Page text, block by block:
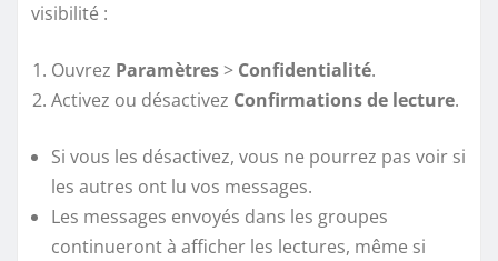
visibilité :
Ouvrez Paramètres> Confidentialité.
Activez ou désactivez Confirmations de lecture.
Si vous les désactivez, vous ne pourrez pas voir si
les autres ont lu vos messages.
Les messages envoyés dans les groupes
continueront à afficher les lectures, même si